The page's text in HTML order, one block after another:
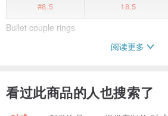
#8.5 18.5
Bullet couple rings
阅读更多
看过此商品的人也搜索了